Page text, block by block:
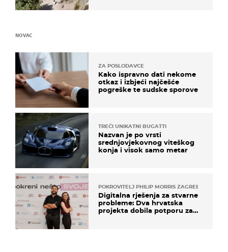
NOVAC
ZA POSLODAVCE
Kako ispravno dati nekome
otkaz i izbjeći najčešće
pogreške te sudske sporove
TREĆI UNIKATNI BUGATTI
Nazvan je po vrsti
srednjovjekovnog viteškog
konja i visok samo metar
POKROVITELJ PHILIP MORRIS ZAGREB
Digitalna rješenja za stvarne
probleme: Dva hrvatska
projekta dobila potporu za